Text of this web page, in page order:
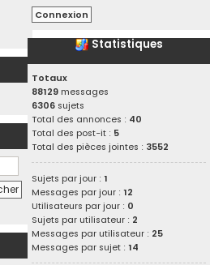
Statistiques
Totaux
88129 messages
6306 sujets
Total des annonces : 40
Total des post-it : 5
Total des pièces jointes : 3552
Sujets par jour :1
Messages par jour :12
Utilisateurs par jour : 0
Sujets par utilisateur : 2
Messages par utilisateur : 25
Messages par sujet :14